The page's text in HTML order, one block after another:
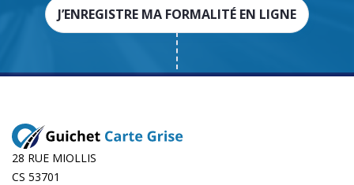
J’ENREGISTRE MA FORMALITÉ EN LIGNE
28 RUE MIOLLIS
CS 53701